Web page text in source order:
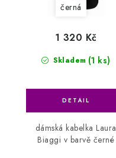
černá
Skladem (1 ks)
1 320 Kč
dámská kabelka Laura
Biaggi v barvě černé